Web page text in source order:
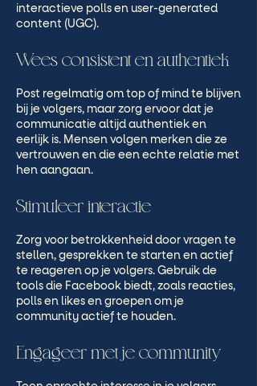
interactieve polls en user-generated
content (UGC).
Wees consistent en authentiek
Post regelmatig om top of mind te blijven
bij je volgers, maar zorg ervoor dat je
communicatie altijd authentiek en
eerlijk is. Mensen volgen merken die ze
vertrouwen en die een echte relatie met
hen aangaan.
Stimuleer interactie
Zorg voor betrokkenheid door vragen te
stellen, gesprekken te starten en actief
te reageren op je volgers. Gebruik de
tools die Facebook biedt, zoals reacties,
polls en likes en groepen om je
community actief te houden.
Engageer met je community